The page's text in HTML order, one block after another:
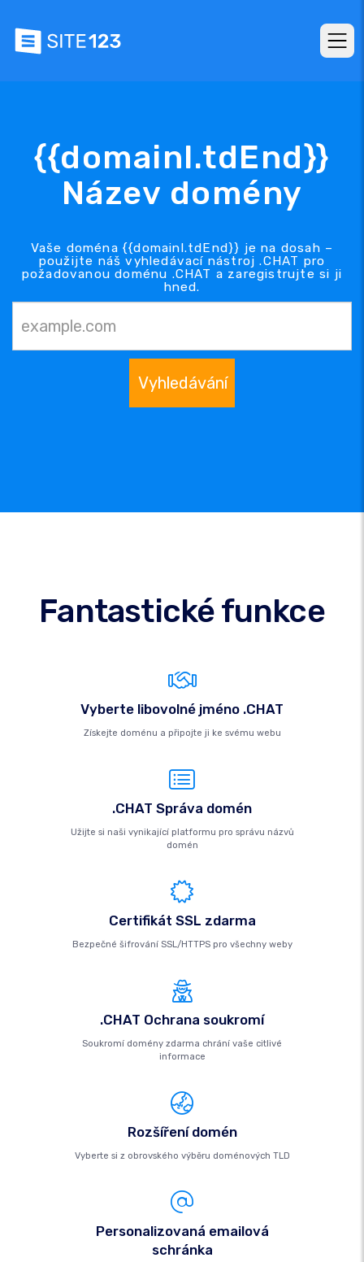
{{domainl.tdEnd}}
Název domény
Vaše doména {{domainl.tdEnd}} je na dosah –
použijte náš vyhledávací nástroj .CHAT pro
požadovanou doménu .CHAT a zaregistrujte si ji
hned.
Vyhledávání
Fantastické funkce
Vyberte libovolné jméno .CHAT
Získejte doménu a připojte ji ke svému webu
.CHAT Správa domén
Užijte si naši vynikající platformu pro správu názvů
domén
Certifikát SSL zdarma
Bezpečné šifrování SSL/HTTPS pro všechny weby
.CHAT Ochrana soukromí
Soukromí domény zdarma chrání vaše citlivé
informace
Rozšíření domén
Vyberte si z obrovského výběru doménových TLD
Personalizovaná emailová
schránka